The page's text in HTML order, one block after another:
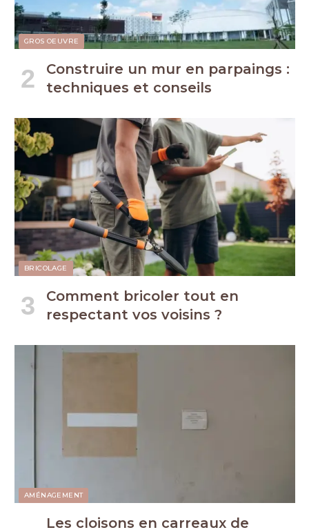
GROS OEUVRE
Construire un mur en parpaings :
techniques et conseils
BRICOLAGE
Comment bricoler tout en
respectant vos voisins ?
AMÉNAGEMENT
Les cloisons en carreaux de